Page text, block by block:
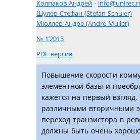
Колпаков Андрей -
Шулер Стефан (Stefan Schuler)
Мюллер Андре (Andre Muller)
№ 1’2013
PDF версия
Повышение скорости
элементной базы и
кажется на первый
различными вторичными
переход транзистора в
должны быть очень